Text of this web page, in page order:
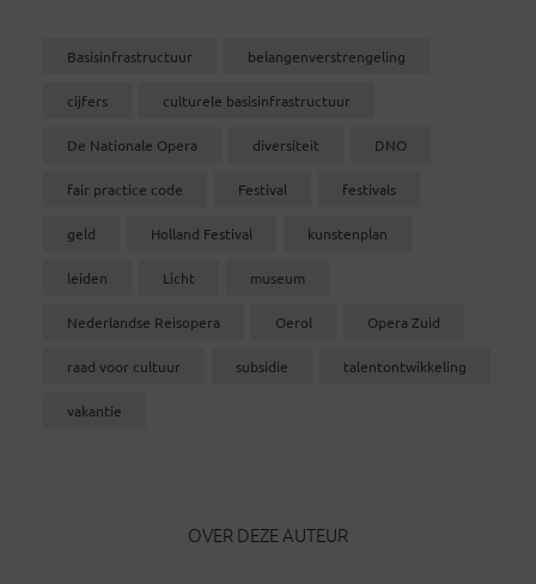
Basisinfrastructuur belangenverstrengeling
cijfers culturele basisinfrastructuur
De Nationale Opera diversiteit DNO
fair practice code Festival festivals
geld Holland Festival kunstenplan
leiden Licht museum
Nederlandse Reisopera Oerol Opera Zuid
raad voor cultuur subsidie talentontwikkeling
vakantie
OVER DEZE AUTEUR